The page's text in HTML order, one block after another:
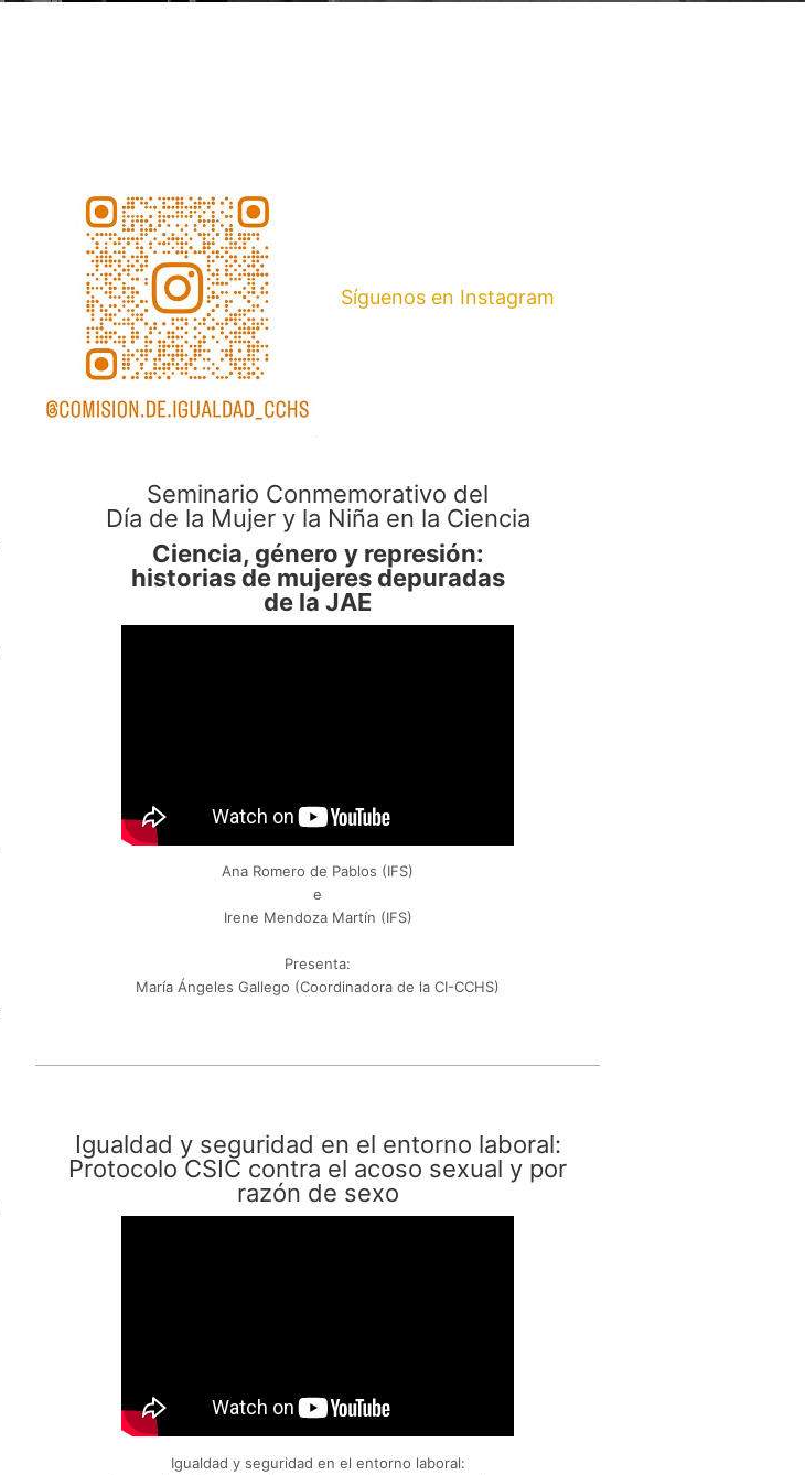
Síguenos en Instagram
Seminario Conmemorativo del
Día de la Mujer y la Niña en la Ciencia
Ciencia, género y represión:
historias de mujeres depuradas
de la JAE
Ana Romero de Pablos (IFS)
e
Irene Mendoza Martín (IFS)
Presenta:
María Ángeles Gallego (Coordinadora de la CI-CCHS)
Igualdad y seguridad en el entorno laboral:
Protocolo CSIC contra el acoso sexual y por
razón de sexo
Igualdad y seguridad en el entorno laboral: